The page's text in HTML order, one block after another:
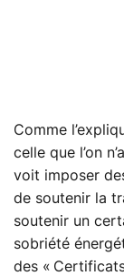
Comme
celle que l’on
voit imposer
de soutenir la
soutenir un
sobriété
des « Certificats